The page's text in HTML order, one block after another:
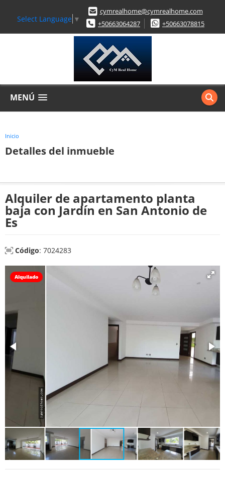
Select Language ▼
cymrealhome@cymrealhome.com
+50663064287
+50663078815
MENÚ
Inicio
Detalles del inmueble
Alquiler de apartamento planta
baja con Jardín en San Antonio de
Es
Código: 7024283
Alquilado